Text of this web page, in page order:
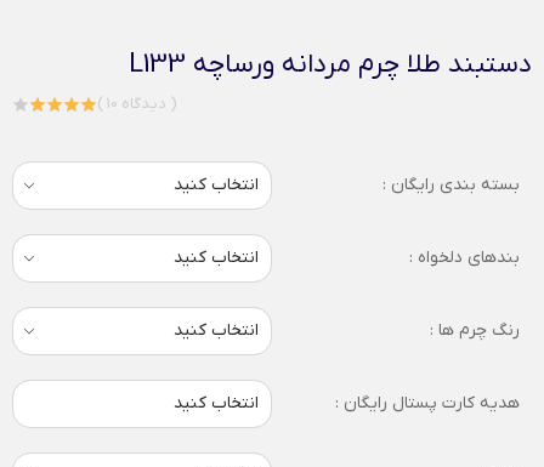
دستبند طلا چرم مردانه ورساچه L133
( 10 دیدگاه )
بسته بندی رایگان :
بندهای دلخواه :
رنگ چرم ها :
هدیه کارت پستال رایگان : انتخاب کنید